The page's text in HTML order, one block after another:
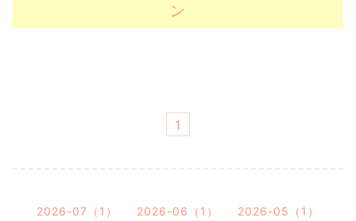
ン
1
2026-07（1） 2026-06（1）
2026-05（1）